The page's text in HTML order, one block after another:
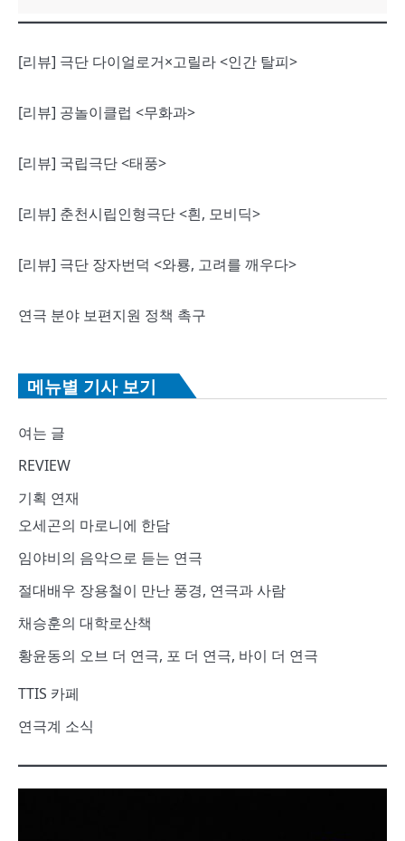
[리뷰] 극단 다이얼로거×고릴라 <인간 탈피>
[리뷰] 공놀이클럽 <무화과>
[리뷰] 국립극단 <태풍>
[리뷰] 춘천시립인형극단 <흰, 모비딕>
[리뷰] 극단 장자번덕 <와룡, 고려를 깨우다>
연극 분야 보편지원 정책 촉구
메뉴별 기사 보기
여는 글
REVIEW
기획 연재
오세곤의 마로니에 한담
임야비의 음악으로 듣는 연극
절대배우 장용철이 만난 풍경, 연극과 사람
채승훈의 대학로산책
황윤동의 오브 더 연극, 포 더 연극, 바이 더 연극
TTIS 카페
연극계 소식